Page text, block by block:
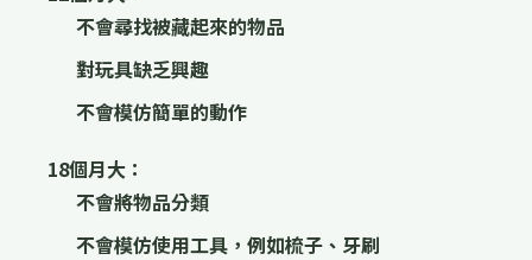
不會尋找被藏起來的物品
對玩具缺乏興趣
不會模仿簡單的動作
18個月大：
不會將物品分類
不會模仿使用工具，例如梳子、牙刷